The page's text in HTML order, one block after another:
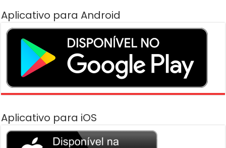
Aplicativo para Android
Aplicativo para iOS